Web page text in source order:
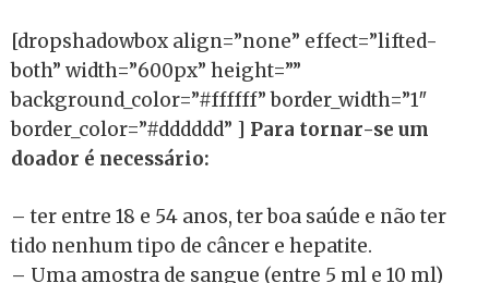
[dropshadowbox align=”none” effect=”lifted-
both” width=”600px” height=””
background_color=”#ffffff” border_width=”1″
border_color=”#dddddd” ] Para tornar-se um
doador é necessário:
– ter entre 18 e 54 anos, ter boa saúde e não ter
tido nenhum tipo de câncer e hepatite.
– Uma amostra de sangue (entre 5 ml e 10 ml)